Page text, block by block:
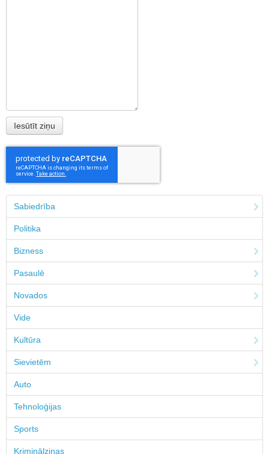
Sabiedrība
Politika
Bizness
Pasaulē
Novados
Vide
Kultūra
Sievietēm
Auto
Tehnoloģijas
Sports
Kriminālziņas